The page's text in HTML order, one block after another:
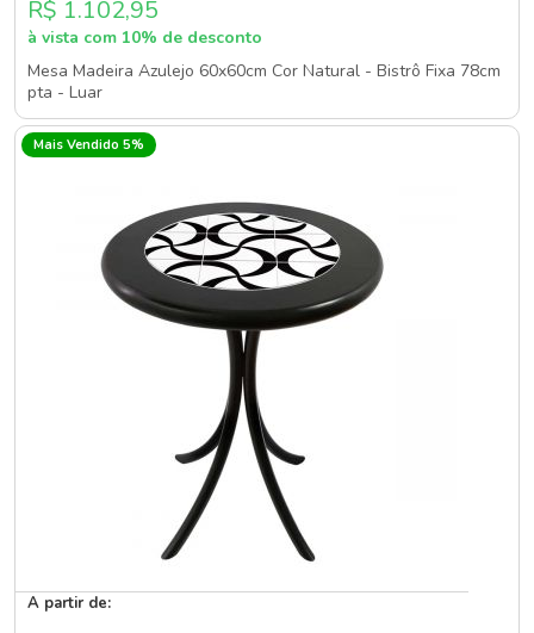
R$ 1.102,95
à vista com 10% de desconto
Mesa Madeira Azulejo 60x60cm Cor Natural - Bistrô Fixa 78cm
pta - Luar
Mais Vendido 5%
A partir de: